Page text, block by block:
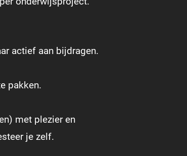
actief aan bijdragen.
pakken.
met plezier en
je zelf.